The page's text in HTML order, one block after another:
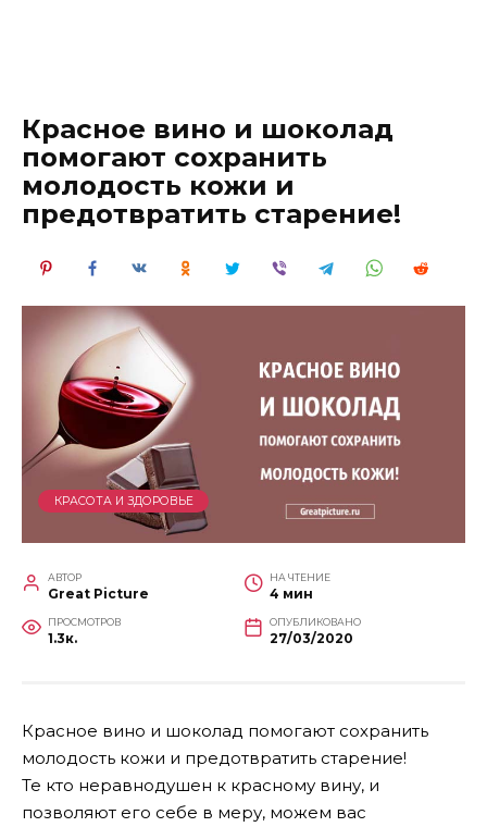
Красное вино и шоколад
помогают сохранить
молодость кожи и
предотвратить старение!
КРАСОТА И ЗДОРОВЬЕ
АВТОР
Great Picture
НА ЧТЕНИЕ
4 мин
ПРОСМОТРОВ
1.3к.
ОПУБЛИКОВАНО
27/03/2020
Красное вино и шоколад помогают сохранить
молодость кожи и предотвратить старение!
Те кто неравнодушен к красному вину, и
позволяют его себе в меру, можем вас